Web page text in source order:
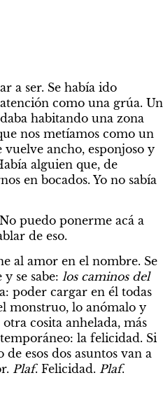
a ser. Se había ido
como una grúa. Un
habitando una zona
nos metíamos como un
ancho, esponjoso y
alguien que, de
en bocados. Yo no sabía
puedo ponerme acá a
de eso.
al amor en el nombre. Se
se sabe: los caminos del
poder cargar en él todas
monstruo, lo anómalo y
cosita anhelada, más
la felicidad. Si
esos dos asuntos van a
Plaf. Felicidad. Plaf.